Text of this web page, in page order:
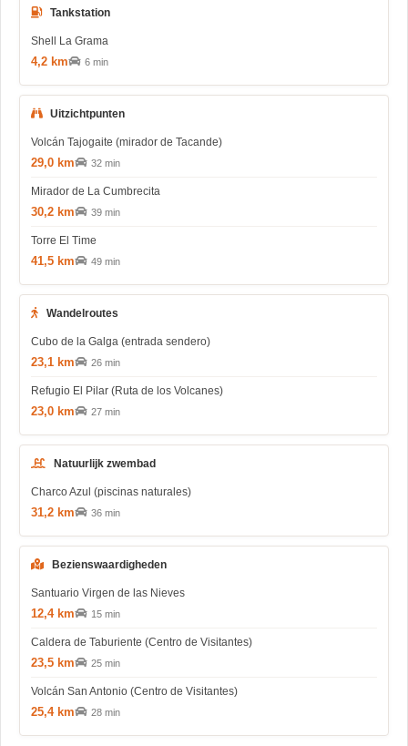
Tankstation
Shell La Grama
4,2 km 6 min
Uitzichtpunten
Volcán Tajogaite (mirador de Tacande)
29,0 km 32 min
Mirador de La Cumbrecita
30,2 km 39 min
Torre El Time
41,5 km 49 min
Wandelroutes
Cubo de la Galga (entrada sendero)
23,1 km 26 min
Refugio El Pilar (Ruta de los Volcanes)
23,0 km 27 min
Natuurlijk zwembad
Charco Azul (piscinas naturales)
31,2 km 36 min
Bezienswaardigheden
Santuario Virgen de las Nieves
12,4 km 15 min
Caldera de Taburiente (Centro de Visitantes)
23,5 km 25 min
Volcán San Antonio (Centro de Visitantes)
25,4 km 28 min